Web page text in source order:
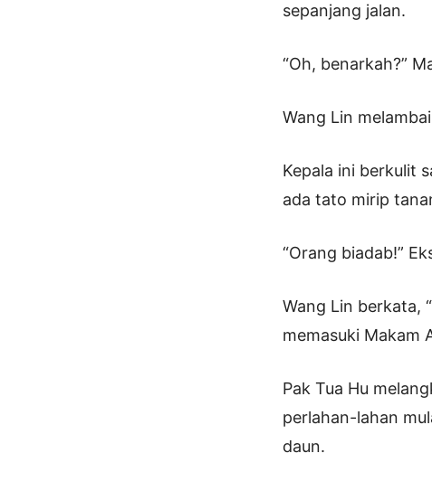
sepanjang jalan.
“Oh, benarkah?”
Wang Lin
Kepala ini berkulit
ada tato mirip
“Orang biadab!”
Wang Lin berkata,
memasuki Makam
Pak Tua Hu
perlahan-lahan
daun.